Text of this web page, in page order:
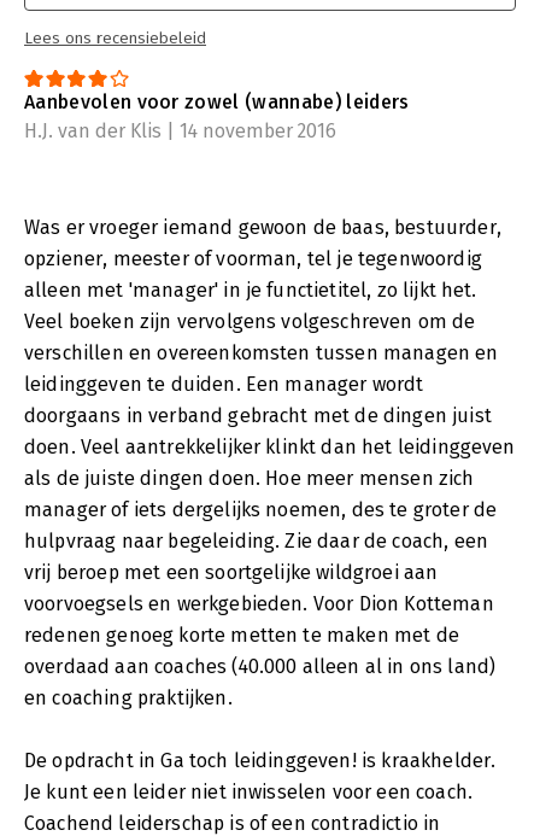
Lees ons recensiebeleid
Aanbevolen voor zowel (wannabe) leiders
H.J. van der Klis | 14 november 2016
Was er vroeger iemand gewoon de baas, bestuurder,
opziener, meester of voorman, tel je tegenwoordig
alleen met 'manager' in je functietitel, zo lijkt het.
Veel boeken zijn vervolgens volgeschreven om de
verschillen en overeenkomsten tussen managen en
leidinggeven te duiden. Een manager wordt
doorgaans in verband gebracht met de dingen juist
doen. Veel aantrekkelijker klinkt dan het leidinggeven
als de juiste dingen doen. Hoe meer mensen zich
manager of iets dergelijks noemen, des te groter de
hulpvraag naar begeleiding. Zie daar de coach, een
vrij beroep met een soortgelijke wildgroei aan
voorvoegsels en werkgebieden. Voor Dion Kotteman
redenen genoeg korte metten te maken met de
overdaad aan coaches (40.000 alleen al in ons land)
en coaching praktijken.
De opdracht in Ga toch leidinggeven! is kraakhelder.
Je kunt een leider niet inwisselen voor een coach.
Coachend leiderschap is of een contradictio in